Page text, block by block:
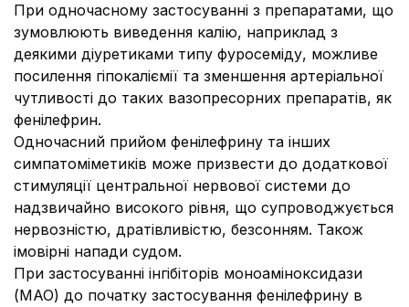
При одночасному застосуванні з препаратами, що
зумовлюють виведення калію, наприклад з
деякими діуретиками типу фуросеміду, можливе
посилення гіпокаліємії та зменшення артеріальної
чутливості до таких вазопресорних препаратів, як
фенілефрин.
Одночасний прийом фенілефрину та інших
симпатоміметиків може призвести до додаткової
стимуляції центральної нервової системи до
надзвичайно високого рівня, що супроводжується
нервозністю, дратівливістю, безсонням. Також
імовірні напади судом.
При застосуванні інгібіторів моноаміноксидази
(МАО) до початку застосування фенілефрину в